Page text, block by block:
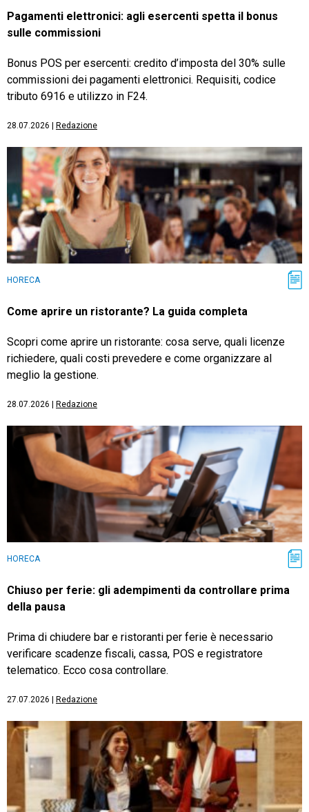
Pagamenti elettronici: agli esercenti spetta il bonus
sulle commissioni
Bonus POS per esercenti: credito d’imposta del 30% sulle
commissioni dei pagamenti elettronici. Requisiti, codice
tributo 6916 e utilizzo in F24.
28.07.2026 Redazione
HORECA
Come aprire un ristorante? La guida completa
Scopri come aprire un ristorante: cosa serve, quali licenze
richiedere, quali costi prevedere e come organizzare al
meglio la gestione.
28.07.2026 Redazione
HORECA
Chiuso per ferie: gli adempimenti da controllare prima
della pausa
Prima di chiudere bar e ristoranti per ferie è necessario
verificare scadenze fiscali, cassa, POS e registratore
telematico. Ecco cosa controllare.
27.07.2026 Redazione